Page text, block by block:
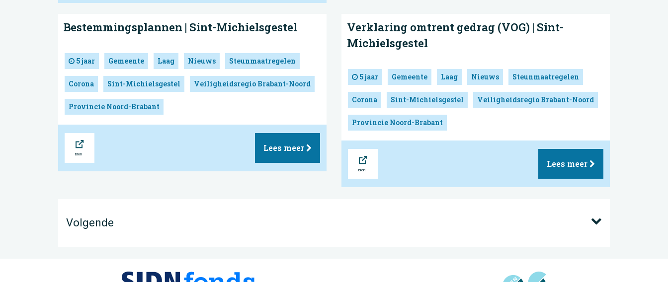
Bestemmings­plannen | Sint-Michielsgestel
5 jaar Gemeente Laag Nieuws Steunmaatregelen
Corona Sint-Michielsgestel Veiligheidsregio Brabant-Noord
Provincie Noord-Brabant
Lees meer
Verklaring omtrent gedrag (VOG) | Sint-
Michielsgestel
5 jaar Gemeente Laag Nieuws Steunmaatregelen
Corona Sint-Michielsgestel Veiligheidsregio Brabant-Noord
Provincie Noord-Brabant
Lees meer
Volgende